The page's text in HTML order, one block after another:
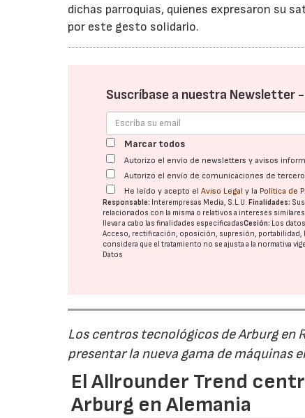
dichas parroquias, quienes expresaron su
por este gesto solidario.
Suscríbase a nuestra Newsletter -
Marcar todos
Autorizo el envío de newsletters y avisos
Autorizo el envío de comunicaciones de
He leído y acepto elAviso Legal y la Política de
Responsable: Interempresas Media, S.L.U.Finalidades:
relacionados con la misma o relativos a intereses
llevar a cabo las finalidades especificadasCesión: Los
Acceso, rectificación, oposición, supresión,
considera que el tratamiento no se ajusta a la normativa
Datos
Los centros tecnológicos de Arburg en
presentar la nueva gama de máquinas
El Allrounder Trend
Arburg en Alemania